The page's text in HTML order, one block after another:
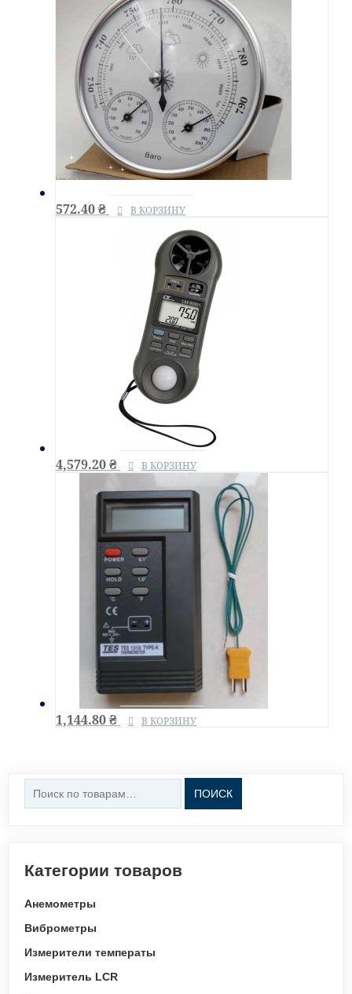
572.40₴ В КОРЗИНУ
4,579.20₴ В КОРЗИНУ
1,144.80₴ В КОРЗИНУ
Искать:
ПОИСК
Категории товаров
Анемометры
Виброметры
Измерители температы
Измеритель LCR